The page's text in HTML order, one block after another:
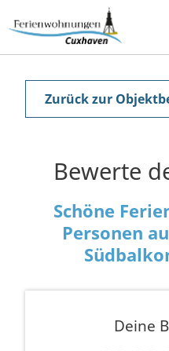
Zurück zur
Bewerte
Schöne
Personen
Deine